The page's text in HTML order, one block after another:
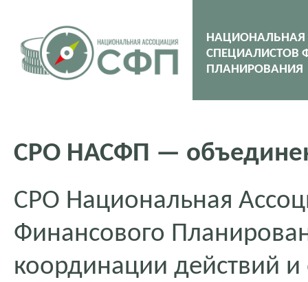
НАЦИОНАЛЬНАЯ
СПЕЦИАЛИСТОВ
ПЛАНИРОВАНИЯ
СРО НАСФП —
СРО Национальная
Финансового
координации действий